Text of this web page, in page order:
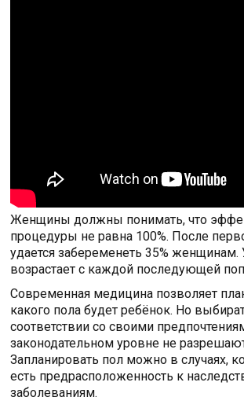
Женщины должны понимать, что
процедуры не равна 100%. После
удается забеременеть 35% женщинам.
возрастает с каждой последующей
Современная медицина позволяет
какого пола будет ребёнок. Но
соответствии со своими
законодательном уровне не
Запланировать пол можно в случаях,
есть предрасположенность к
заболеваниям.